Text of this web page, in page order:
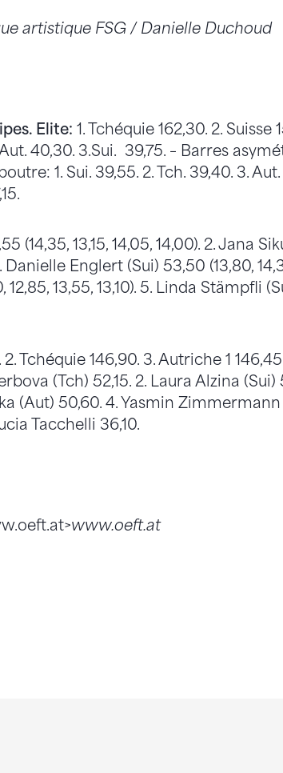
artistique FSG / Danielle Duchoud
Elite: 1. Tchéquie 162,30. 2. Suisse
40,30. 3.Sui. 39,75. – Barres
1. Sui. 39,55. 2. Tch. 39,40. 3. Aut.
(14,35, 13,15, 14,05, 14,00). 2. Jana
Danielle Englert (Sui) 53,50 (13,80,
13,55, 13,10). 5. Linda Stämpfli
2. Tchéquie 146,90. 3. Autriche 1
(Tch) 52,15. 2. Laura Alzina (Sui)
(Aut) 50,60. 4. Yasmin
Tacchelli 36,10.
www.oeft.at